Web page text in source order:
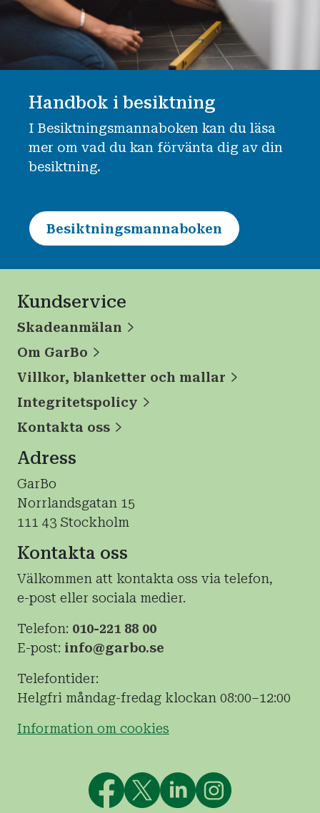
Handbok i besiktning
I Besiktningsmannaboken kan du läsa
mer om vad du kan förvänta dig av din
besiktning.
Besiktningsmannaboken
Kundservice
Skadeanmälan
Om GarBo
Villkor, blanketter och mallar
Integritetspolicy
Kontakta oss
Adress
GarBo
Norrlandsgatan 15
111 43 Stockholm
Kontakta oss
Välkommen att kontakta oss via telefon,
e-post eller sociala medier.
Telefon: 010-221 88 00
E-post: info@garbo.se
Telefontider:
Helgfri måndag-fredag klockan 08:00–12:00
Information om cookies